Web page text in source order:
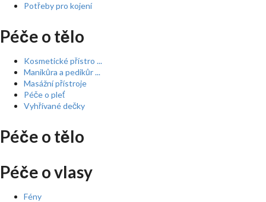
Potřeby pro kojení
Péče o tělo
Kosmetické přístro ...
Manikůra a pedikůr ...
Masážní přístroje
Péče o pleť
Vyhřívané dečky
Péče o tělo
Péče o vlasy
Fény